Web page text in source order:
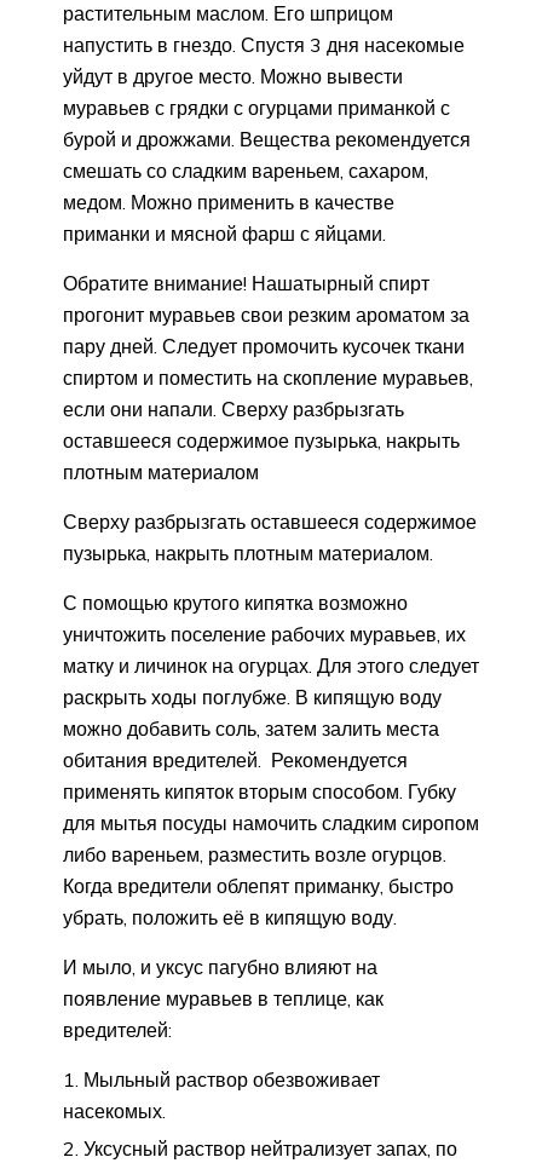
растительным маслом. Его шприцом
напустить в гнездо. Спустя 3 дня насекомые
уйдут в другое место. Можно вывести
муравьев с грядки с огурцами приманкой с
бурой и дрожжами. Вещества рекомендуется
смешать со сладким вареньем, сахаром,
медом. Можно применить в качестве
приманки и мясной фарш с яйцами.
Обратите внимание! Нашатырный спирт
прогонит муравьев свои резким ароматом за
пару дней. Следует промочить кусочек ткани
спиртом и поместить на скопление муравьев,
если они напали. Сверху разбрызгать
оставшееся содержимое пузырька, накрыть
плотным материалом
Сверху разбрызгать оставшееся содержимое
пузырька, накрыть плотным материалом.
С помощью крутого кипятка возможно
уничтожить поселение рабочих муравьев, их
матку и личинок на огурцах. Для этого следует
раскрыть ходы поглубже. В кипящую воду
можно добавить соль, затем залить места
обитания вредителей. Рекомендуется
применять кипяток вторым способом. Губку
для мытья посуды намочить сладким сиропом
либо вареньем, разместить возле огурцов.
Когда вредители облепят приманку, быстро
убрать, положить её в кипящую воду.
И мыло, и уксус пагубно влияют на
появление муравьев в теплице, как
вредителей:
Мыльный раствор обезвоживает
насекомых.
Уксусный раствор нейтрализует запах, по